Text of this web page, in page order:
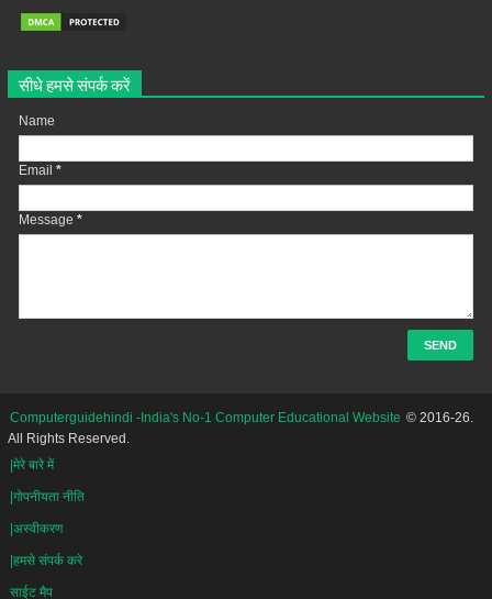
सीधे हमसे संपर्क करें
Name
Email *
Message *
Computerguidehindi -India's No-1 Computer Educational Website © 2016-26.
All Rights Reserved.
|मेरे बारे में
|गोपनीयता नीति
|अस्वीकरण
|हमसे संपर्क करे
साईट मैप